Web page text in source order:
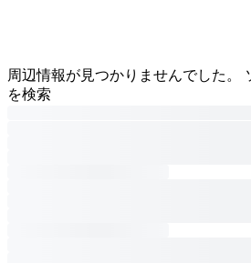
周辺情報が見つかりませんでした。
を検索